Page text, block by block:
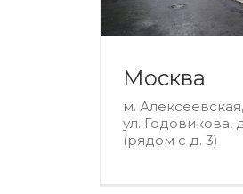
Москва
м. Алексеевская,
ул. Годовикова,
(рядом с д. 3)